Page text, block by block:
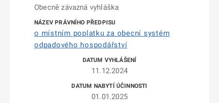
Obecně závazná vyhláška
o místním poplatku za obecní systém
odpadového hospodářství
11.12.2024
01.01.2025